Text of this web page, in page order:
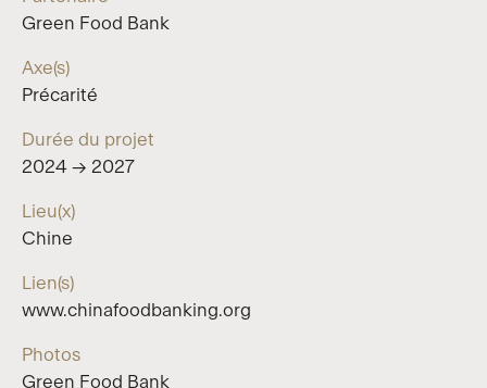
Green Food Bank
Axe(s)
Précarité
Durée du projet
2024 → 2027
Lieu(x)
Chine
Lien(s)
www.chinafoodbanking.org
Photos
Green Food Bank